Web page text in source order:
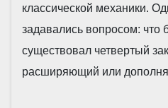
классической механики.
задавались вопросом:
существовал четвертый
расширяющий или